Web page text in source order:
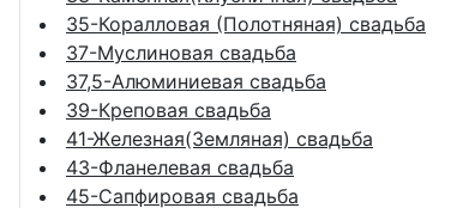
35-Коралловая (Полотняная) свадьба
37-Муслиновая свадьба
37,5-Алюминиевая свадьба
39-Креповая свадьба
41-Железная(Земляная) свадьба
43-Фланелевая свадьба
45-Сапфировая свадьба